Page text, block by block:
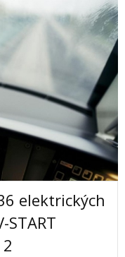
elektrických